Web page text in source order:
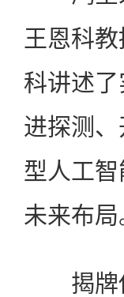
王恩科
科讲述
进探测
型人工
未来布局
揭牌仪